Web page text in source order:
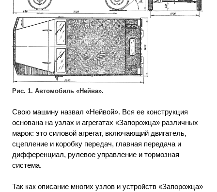
Рис. 1. Автомобиль «Нейва».
Свою машину назвал «Нейвой». Вся ее конструкция
основана на узлах и агрегатах «Запорожца» различных
марок: это силовой агрегат, включающий двигатель,
сцепление и коробку передач, главная передача и
дифференциал, рулевое управление и тормозная
система.
Так как описание многих узлов и устройств «Запорожца»